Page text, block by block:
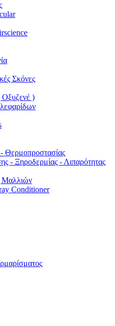
Σκόνες
)
Θερμοπροστασίας
- Ξηροδερμίας - Λιπαρότητας
Μαλλιών
Conditioner